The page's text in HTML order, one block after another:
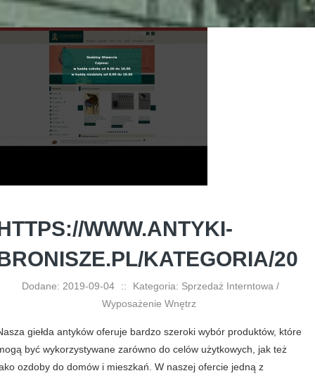
WWW.ANTYKI-
KATEGORIA/20
Dodane: 2019-09-04 ::
Kategoria: Sprzedaż Interntowa /
Wyposażenie Wnętrz
giełda antyków oferuje bardzo szeroki wybór produktów, które
być wykorzystywane zarówno do celów użytkowych, jak też
ozdoby do domów i mieszkań. W naszej ofercie jedną z